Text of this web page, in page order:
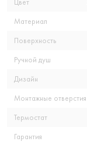
Цвет
Материал
Поверхность
Ручной душ
Дизайн
Монтажные отверстия
Термостат
Гарантия